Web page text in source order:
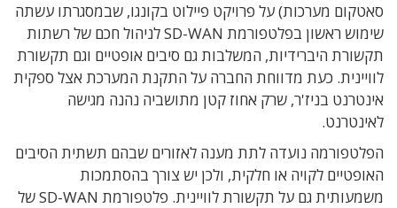
סאטקום מערכות) על פרויקט פיילוט בקונגו, שבמסגרתו עשתה
שימוש ראשון בפלטפורמת SD-WAN לניהול חכם של רשתות
תקשורת היברידיות, המשלבות גם סיבים אופטיים וגם תקשורת
לוויינית. כעת מדווחת החברה על התקנת המערכת אצל ספקית
אינטרנט בניז'ר, שרק אחוז קטן מתושביה נהנה מגישה
לאינטרנט.
הפלטפורמה נועדה לתת מענה לאזורים שבהם תשתית הסיבים
האופטיים לקויה או חלקית, ולכן יש צורך בהסתמכות
משמעותית גם על תקשורת לוויינית. פלטפורמת SD-WAN של